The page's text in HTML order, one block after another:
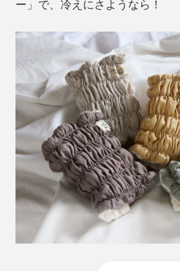
ー」で、冷えにさようなら！